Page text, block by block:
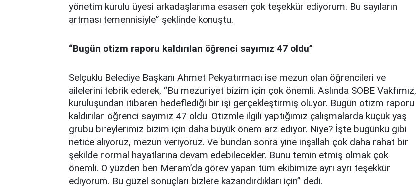
yönetim kurulu üyesi arkadaşlarıma esasen çok teşekkür ediyorum. Bu sayıların
artması temennisiyle” şeklinde konuştu.
“Bugün otizm raporu kaldırılan öğrenci sayımız 47 oldu”
Selçuklu Belediye Başkanı Ahmet Pekyatırmacı ise mezun olan öğrencileri ve
ailelerini tebrik ederek, “Bu mezuniyet bizim için çok önemli. Aslında SOBE Vakfımız,
kuruluşundan itibaren hedeflediği bir işi gerçekleştirmiş oluyor. Bugün otizm raporu
kaldırılan öğrenci sayımız 47 oldu. Otizmle ilgili yaptığımız çalışmalarda küçük yaş
grubu bireylerimiz bizim için daha büyük önem arz ediyor. Niye? İşte bugünkü gibi
netice alıyoruz, mezun veriyoruz. Ve bundan sonra yine inşallah çok daha rahat bir
şekilde normal hayatlarına devam edebilecekler. Bunu temin etmiş olmak çok
önemli. O yüzden ben Meram’da görev yapan tüm ekibimize ayrı ayrı teşekkür
ediyorum. Bu güzel sonuçları bizlere kazandırdıkları için” dedi.